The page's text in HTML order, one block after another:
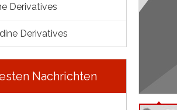
Derivatives
Derivatives
Nachrichten